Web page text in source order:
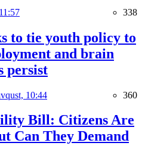
338
to tie youth policy to
and brain
persist
10:44 360
Bill: Citizens Are
Can They Demand